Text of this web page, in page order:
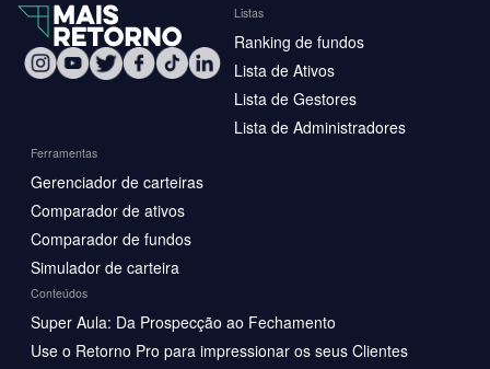
Listas
Ranking de fundos
Lista de Ativos
Lista de Gestores
Lista de Administradores
Ferramentas
Gerenciador de carteiras
Comparador de ativos
Comparador de fundos
Simulador de carteira
Conteúdos
Super Aula: Da Prospecção ao Fechamento
Use o Retorno Pro para impressionar os seus Clientes